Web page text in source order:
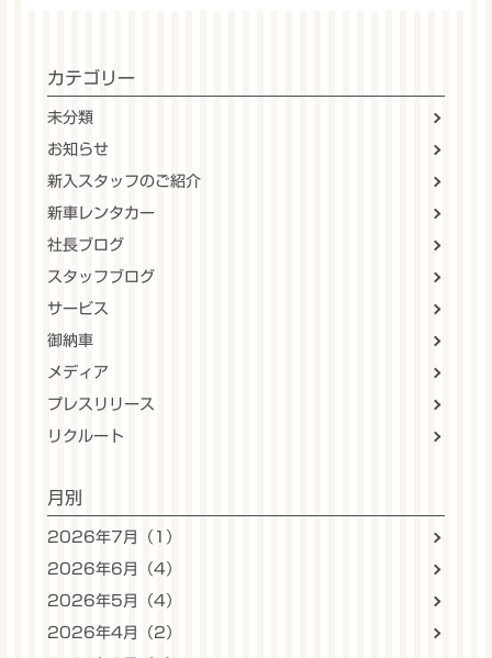
カテゴリー
未分類
お知らせ
新入スタッフのご紹介
新車レンタカー
社長ブログ
スタッフブログ
サービス
御納車
メディア
プレスリリース
リクルート
月別
2026年7月（1）
2026年6月（4）
2026年5月（4）
2026年4月（2）